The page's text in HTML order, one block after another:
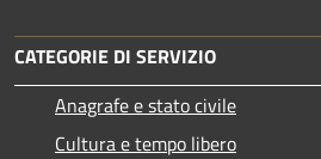
CATEGORIE DI SERVIZIO
Anagrafe e stato civile
Cultura e tempo libero